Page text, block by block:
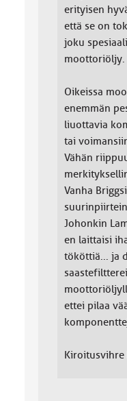
erityisen
että se on
joku
moottoriöljy.
Oikeissa
enemmän
liuottavia
tai
Vähän
Vanha
Johonkin
en laittaisi
tököttiä... ja
ettei pilaa